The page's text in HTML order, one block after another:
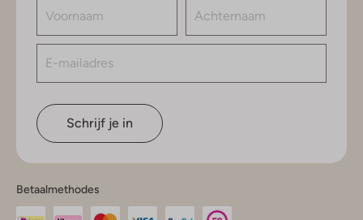
Schrijf je in
Betaalmethodes